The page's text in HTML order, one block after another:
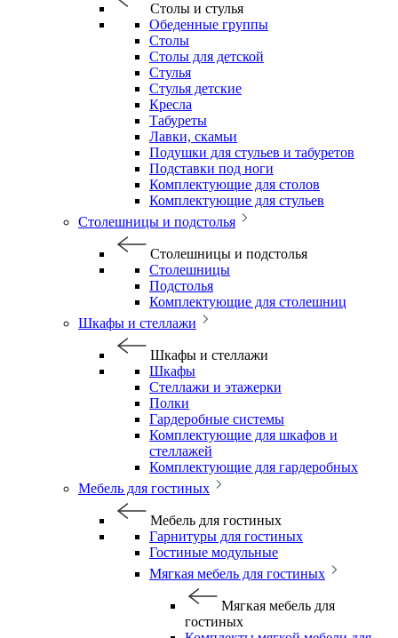
Столы и стулья
Обеденные группы
Столы
Столы для детской
Стулья
Стулья детские
Кресла
Табуреты
Лавки, скамьи
Подушки для стульев и табуретов
Подставки под ноги
Комплектующие для столов
Комплектующие для стульев
Столешницы и подстолья
Столешницы и подстолья
Столешницы
Подстолья
Комплектующие для столешниц
Шкафы и стеллажи
Шкафы и стеллажи
Шкафы
Стеллажи и этажерки
Полки
Гардеробные системы
Комплектующие для шкафов и
стеллажей
Комплектующие для гардеробных
Мебель для гостиных
Мебель для гостиных
Гарнитуры для гостиных
Гостиные модульные
Мягкая мебель для гостиных
Мягкая мебель для
гостиных